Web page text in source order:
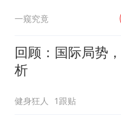
一窥究竟
回顾：国际局势
析
健身狂人 1跟贴